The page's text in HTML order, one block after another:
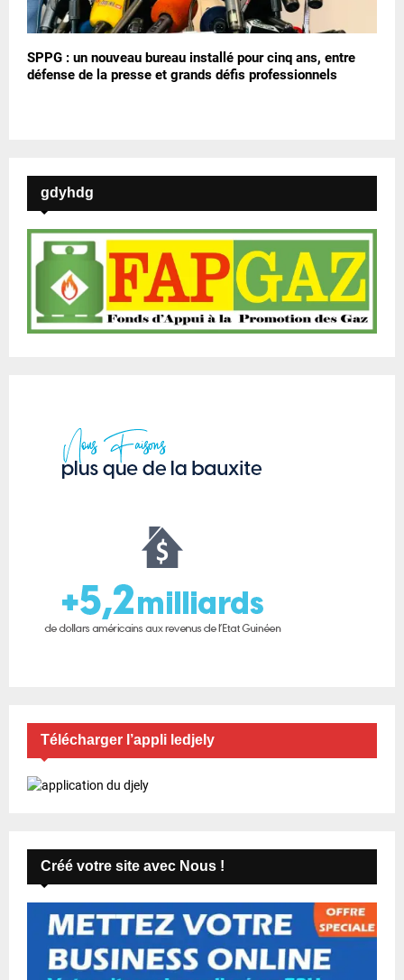
SPPG : un nouveau bureau installé pour cinq ans, entre
défense de la presse et grands défis professionnels
gdyhdg
Télécharger l’appli ledjely
Créé votre site avec Nous !